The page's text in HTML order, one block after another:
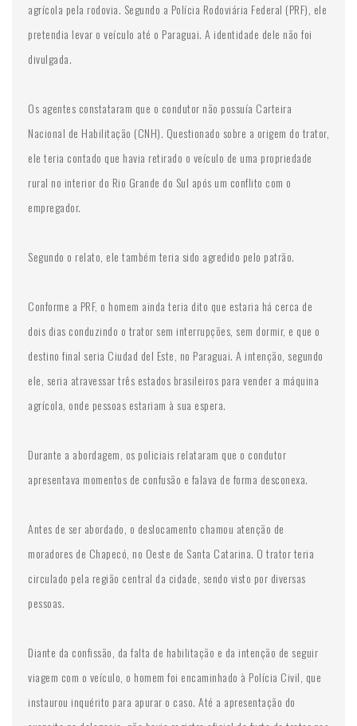
agrícola pela rodovia. Segundo a Polícia Rodoviária Federal (PRF), ele
pretendia levar o veículo até o Paraguai. A identidade dele não foi
divulgada.
Os agentes constataram que o condutor não possuía Carteira
Nacional de Habilitação (CNH). Questionado sobre a origem do trator,
ele teria contado que havia retirado o veículo de uma propriedade
rural no interior do Rio Grande do Sul após um conflito com o
empregador.
Segundo o relato, ele também teria sido agredido pelo patrão.
Conforme a PRF, o homem ainda teria dito que estaria há cerca de
dois dias conduzindo o trator sem interrupções, sem dormir, e que o
destino final seria Ciudad del Este, no Paraguai. A intenção, segundo
ele, seria atravessar três estados brasileiros para vender a máquina
agrícola, onde pessoas estariam à sua espera.
Durante a abordagem, os policiais relataram que o condutor
apresentava momentos de confusão e falava de forma desconexa.
Antes de ser abordado, o deslocamento chamou atenção de
moradores de Chapecó, no Oeste de Santa Catarina. O trator teria
circulado pela região central da cidade, sendo visto por diversas
pessoas.
Diante da confissão, da falta de habilitação e da intenção de seguir
viagem com o veículo, o homem foi encaminhado à Polícia Civil, que
instaurou inquérito para apurar o caso. Até a apresentação do